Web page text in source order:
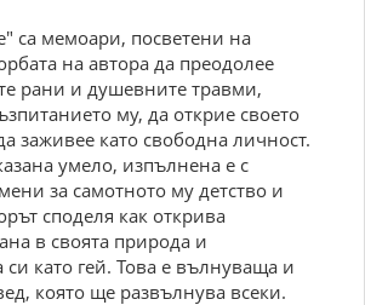
са мемоари, посветени на
на автора да преодолее
рани и душевните травми,
му, да открие своето
заживее като свободна личност.
умело, изпълнена е с
за самотното му детство и
споделя как открива
в своята природа и
като гей. Това е вълнуваща и
която ще развълнува всеки.